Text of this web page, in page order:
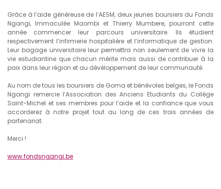
Grâce à l’aide généreuse de l’AESM, deux jeunes boursiers du Fonds
Ngangi, Immaculée Maombi et Thierry Mumbere, pourront cette
année commencer leur parcours universitaire. Ils étudient
respectivement l’infirmerie hospitalière et l’informatique de gestion.
Leur bagage universitaire leur permettra non seulement de vivre la
vie estudiantine que chacun mérite mais aussi de contribuer à la
paix dans leur région et au dévéloppement de leur communauté.
Au nom de tous les boursiers de Goma et bénévoles belges, le Fonds
Ngangi remercie l’Association des Anciens Etudiants du Collège
Saint-Michel et ses membres pour l’aide et la confiance que vous
accorderez à notre projet tout au long de ces trois années de
partenariat.
Merci !
www.fondsngangi.be